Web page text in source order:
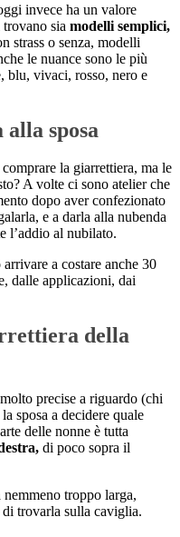
invece ha un valore
sia modelli semplici,
strass o senza, modelli
le nuance sono le più
blu, vivaci, rosso, nero e
sposa
la giarrettiera, ma le
A volte ci sono atelier che
dopo aver confezionato
e a darla alla nubenda
l’addio al nubilato.
a costare anche 30
dalle applicazioni, dai
della
precise a riguardo (chi
sposa a decidere quale
delle nonne è tutta
di poco sopra il
nemmeno troppo larga,
trovarla sulla caviglia.